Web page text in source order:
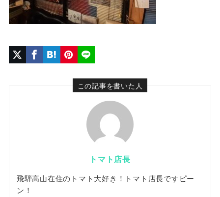
この記事を書いた人
トマト店長
飛騨高山在住のトマト大好き！トマト店長ですピー
ン！